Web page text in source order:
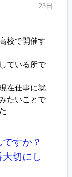
23日
校で開催す
ている所で
在仕事に就
たいことで
すか？
切にし